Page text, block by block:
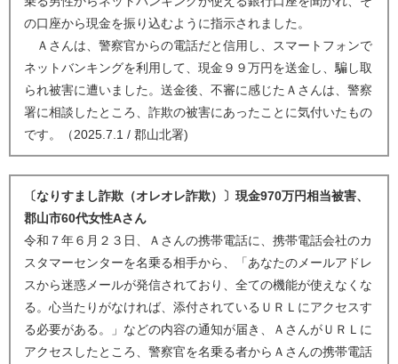
の口座から現金を振り込むように指示されました。
Ａさんは、警察官からの電話だと信用し、スマートフォンで
ネットバンキングを利用して、現金９９万円を送金し、騙し取
られ被害に遭いました。送金後、不審に感じたＡさんは、警察
署に相談したところ、詐欺の被害にあったことに気付いたもの
です。（2025.7.1 / 郡山北署)
〔なりすまし詐欺（オレオレ詐欺）〕現金970万円相当被害、
郡山市60代女性Aさん
令和７年６月２３日、Ａさんの携帯電話に、携帯電話会社のカ
スタマーセンターを名乗る相手から、「あなたのメールアドレ
スから迷惑メールが発信されており、全ての機能が使えなくな
る。心当たりがなければ、添付されているＵＲＬにアクセスす
る必要がある。」などの内容の通知が届き、ＡさんがＵＲＬに
アクセスしたところ、警察官を名乗る者からＡさんの携帯電話